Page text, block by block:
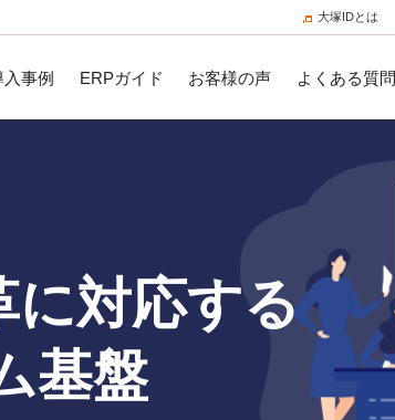
大塚IDとは
入事例 ERPガイド お客様の声 よくある質問
に対応する
基盤